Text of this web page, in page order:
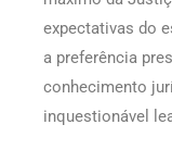
expectativas do
a preferência
conhecimento
inquestionável